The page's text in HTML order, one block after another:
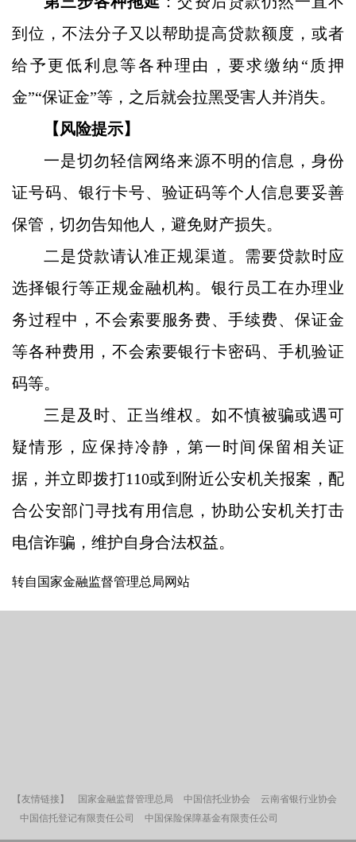
到位，不法分子又以帮助提高贷款额度，或者
给予更低利息等各种理由，要求缴纳 “质押
金”“保证金”等，之后就会拉黑受害人并消失。
【风险提示】
一是切勿轻信网络来源不明的信息，身份
证号码、银行卡号、验证码等个人信息要妥善
保管，切勿告知他人，避免财产损失。
二是贷款请认准正规渠道。需要贷款时应
选择银行等正规金融机构。银行员工在办理业
务过程中，不会索要服务费、手续费、保证金
等各种费用，不会索要银行卡密码、手机验证
码等。
三是及时、正当维权。如不慎被骗或遇可
疑情形，应保持冷静，第一时间保留相关证
据，并立即拨打110或到附近公安机关报案，配
合公安部门寻找有用信息，协助公安机关打击
电信诈骗，维护自身合法权益。
转自国家金融监督管理总局网站
【友情链接】 国家金融监督管理总局 中国信托业协会
云南省银行业协会
中国信托登记有限责任公司
中国保险保障基金有限责任公司